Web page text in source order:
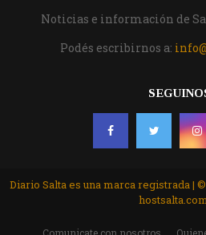
Noticias e información de
Podés escribirnos a:
Diario Salta es una marca registrada |
Comunicate con nosotros